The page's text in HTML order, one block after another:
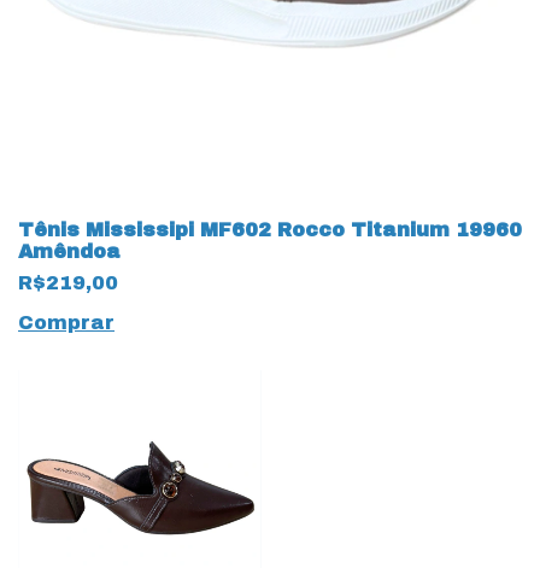
Tênis Mississipi MF602 Rocco Titanium 19960
Amêndoa
R$219,00
Comprar